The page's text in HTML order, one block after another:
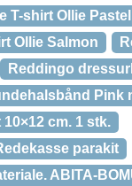
T-shirt Ollie
Ollie Salmon
Reddingo
Pink
10×12 cm. 1 stk.
parakit
ABITA-